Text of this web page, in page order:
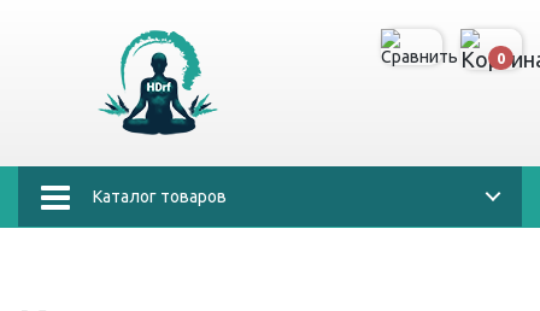
0
Каталог товаров